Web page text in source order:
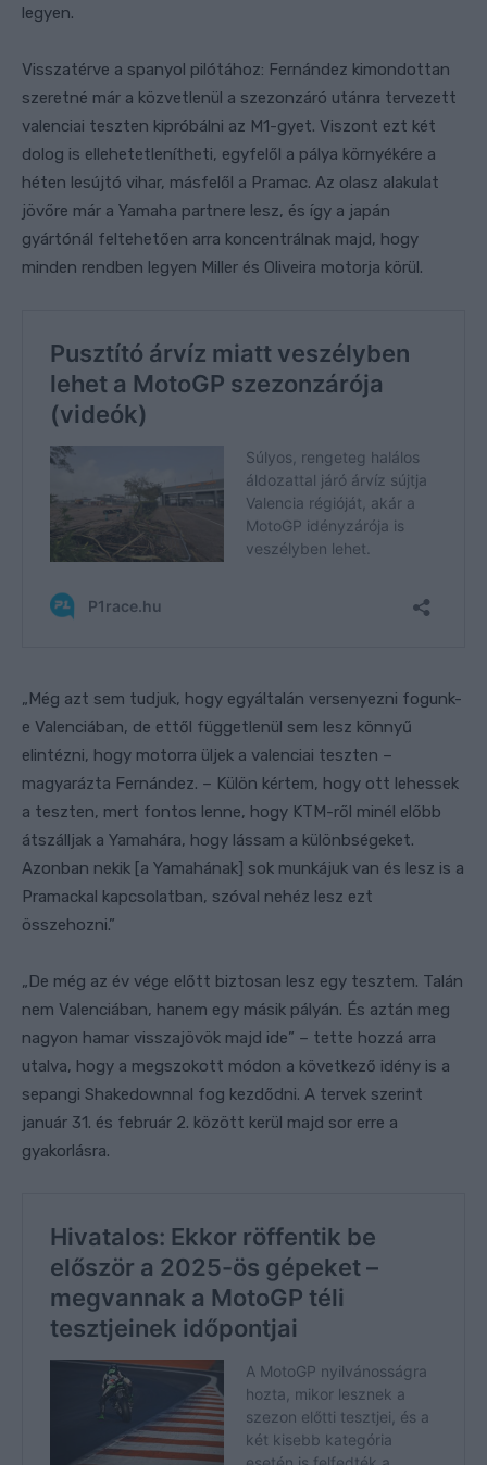
legyen.
Visszatérve a spanyol pilótához: Fernández kimondottan
szeretné már a közvetlenül a szezonzáró utánra tervezett
valenciai teszten kipróbálni az M1-gyet. Viszont ezt két
dolog is ellehetetlenítheti, egyfelől a pálya környékére a
héten lesújtó vihar, másfelől a Pramac. Az olasz alakulat
jövőre már a Yamaha partnere lesz, és így a japán
gyártónál feltehetően arra koncentrálnak majd, hogy
minden rendben legyen Miller és Oliveira motorja körül.
„Még azt sem tudjuk, hogy egyáltalán versenyezni fogunk-
e Valenciában, de ettől függetlenül sem lesz könnyű
elintézni, hogy motorra üljek a valenciai teszten –
magyarázta Fernández. – Külön kértem, hogy ott lehessek
a teszten, mert fontos lenne, hogy KTM-ről minél előbb
átszálljak a Yamahára, hogy lássam a különbségeket.
Azonban nekik [a Yamahának] sok munkájuk van és lesz is a
Pramackal kapcsolatban, szóval nehéz lesz ezt
összehozni.”
„De még az év vége előtt biztosan lesz egy tesztem. Talán
nem Valenciában, hanem egy másik pályán. És aztán meg
nagyon hamar visszajövök majd ide” – tette hozzá arra
utalva, hogy a megszokott módon a következő idény is a
sepangi Shakedownnal fog kezdődni. A tervek szerint
január 31. és február 2. között kerül majd sor erre a
gyakorlásra.